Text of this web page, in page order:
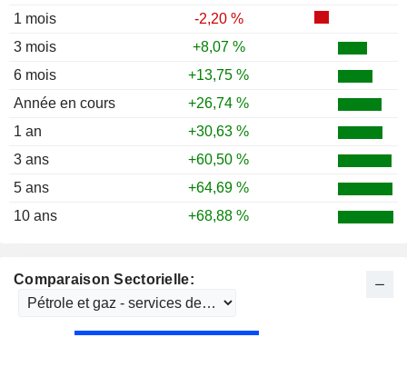
1 mois
-2,20 %
3 mois
+8,07 %
6 mois
+13,75 %
Année en cours
+26,74 %
1 an
+30,63 %
3 ans
+60,50 %
5 ans
+64,69 %
10 ans
+68,88 %
Comparaison Sectorielle: